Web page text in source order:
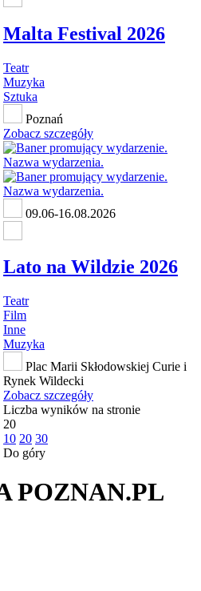
Malta Festival 2026
Teatr
Muzyka
Sztuka
Poznań
Zobacz szczegóły
09.06-16.08.2026
Lato na Wildzie 2026
Teatr
Film
Inne
Muzyka
Plac Marii Skłodowskiej Curie i
Rynek Wildecki
Zobacz szczegóły
Liczba wyników na stronie
20
10 20 30
Do góry
POZNAN.PL